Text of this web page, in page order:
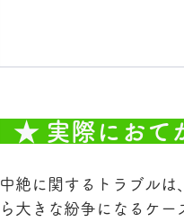
★ 実際におて
中絶に関するトラブル
ら大きな紛争になるケ